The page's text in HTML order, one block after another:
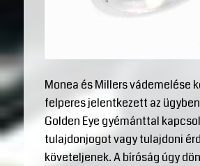
Monea és Millers vádemelése
felperes jelentkezett az
Golden Eye gyémánttal
tulajdonjogot vagy tulajdoni
követeljenek. A bíróság úgy